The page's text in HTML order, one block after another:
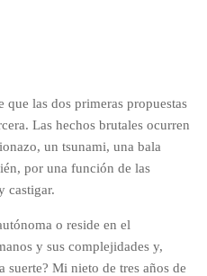
las dos primeras propuestas
Las hechos brutales ocurren
un tsunami, una bala
por una función de las
castigar.
o reside en el
y sus complejidades y,
suerte? Mi nieto de tres años de